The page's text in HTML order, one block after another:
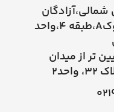
شمالی،آزادگان
،مجتمع تجاری یادمان،بلوکA،طبقه ۴،واحد
تر از میدان